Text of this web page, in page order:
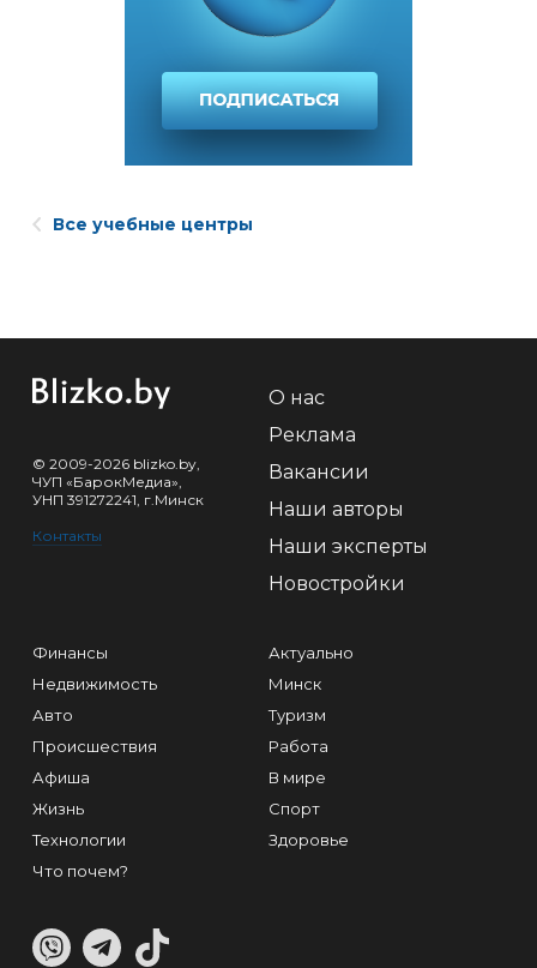
Все учебные центры
© 2009-2026 blizko.by,
ЧУП «БарокМедиа»,
УНП 391272241, г.Минск
Контакты
О нас
Реклама
Вакансии
Наши авторы
Наши эксперты
Новостройки
Финансы
Недвижимость
Авто
Происшествия
Афиша
Жизнь
Технологии
Что почем?
Актуально
Минск
Туризм
Работа
В мире
Спорт
Здоровье